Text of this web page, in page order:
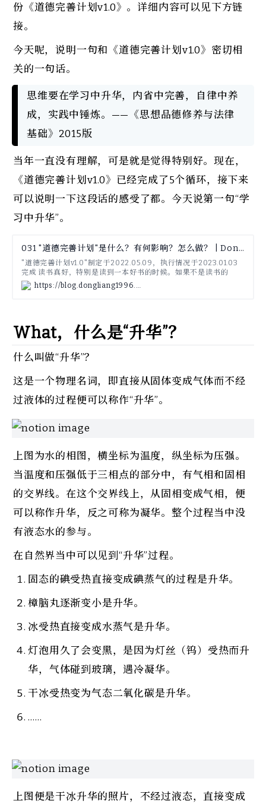
份《道德完善计划v1.0》。详细内容可以见下方链
接。
今天呢，说明一句和《道德完善计划v1.0》密切相
关的一句话。
思维要在学习中升华，内省中完善，自律中养
成，实践中锤炼。——《思想品德修养与法律
基础》2015版
当年一直没有理解，可是就是觉得特别好。现在，
《道德完善计划v1.0》已经完成了5个循环，接下来
可以说明一下这段话的感受了都。今天说第一句“学
习中升华”。
031 "道德完善计划"是什么？有何影响？怎么做？ | Dongdong's Blog | 系统、工具、杂谈
"道德完善计划v1.0"制定于2022.05.09，执行情况于2023.01.03
完成 读书真好，特别是读到一本好书的时候。如果不是读书的
话，"道德完善计划"完全是不敢想的事情呀。加油打气，努力完成
这个反人性的道德完善计划。 思维要在学习中升华，内省中完善，
What，什么是“升华”？
什么叫做“升华”？
这是一个物理名词，即直接从固体变成气体而不经
过液体的过程便可以称作“升华”。
上图为水的相图，横坐标为温度，纵坐标为压强。
当温度和压强低于三相点的部分中，有气相和固相
的交界线。在这个交界线上，从固相变成气相，便
可以称作升华，反之可称为凝华。整个过程当中没
有液态水的参与。
在自然界当中可以见到“升华”过程。
固态的碘受热直接变成碘蒸气的过程是升华。
樟脑丸逐渐变小是升华。
冰受热直接变成水蒸气是升华。
灯泡用久了会变黑，是因为灯丝（钨）受热而升
华，气体碰到玻璃，遇冷凝华。
干冰受热变为气态二氧化碳是升华。
……
上图便是干冰升华的照片，不经过液态，直接变成